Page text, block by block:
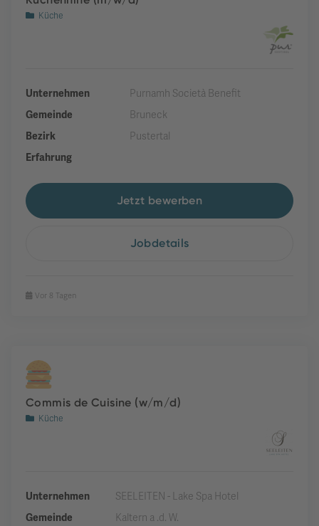
Küche
Unternehmen
Purnamh Società Benefit
Gemeinde
Bruneck
Bezirk
Pustertal
Erfahrung
Jetzt bewerben
Jobdetails
Vor 8 Tagen
Commis de Cuisine (w/m/d)
Küche
Unternehmen
SEELEITEN - Lake Spa Hotel
Gemeinde
Kaltern a .d. W.